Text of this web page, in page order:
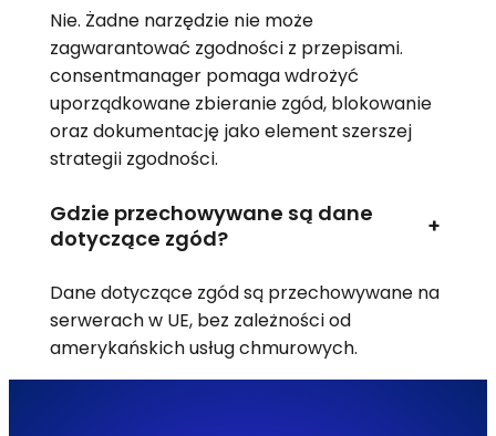
Nie. Żadne narzędzie nie może
zagwarantować zgodności z przepisami.
consentmanager pomaga wdrożyć
uporządkowane zbieranie zgód, blokowanie
oraz dokumentację jako element szerszej
strategii zgodności.
Gdzie przechowywane są dane
dotyczące zgód?
+
Dane dotyczące zgód są przechowywane na
serwerach w UE, bez zależności od
amerykańskich usług chmurowych.